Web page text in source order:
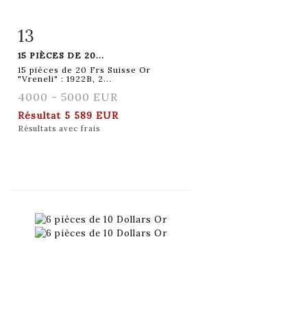
Fiche détaillée
13
15 PIÈCES DE 20...
15 pièces de 20 Frs Suisse Or
"Vreneli" : 1922B, 2...
4000 - 5000 EUR
Résultat 5 589 EUR
Résultats avec frais